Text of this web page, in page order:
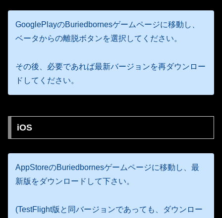
GooglePlayのBuriedbornesゲームページに移動し、
ベータからの離脱ボタンを選択してください。
その後、必要であれば最新バージョンを再ダウンロー
ドしてください。
iOS
AppStoreのBuriedbornesゲームページに移動し、最
新版をダウンロードして下さい。
(TestFlight版と同バージョンであっても、ダウンロー